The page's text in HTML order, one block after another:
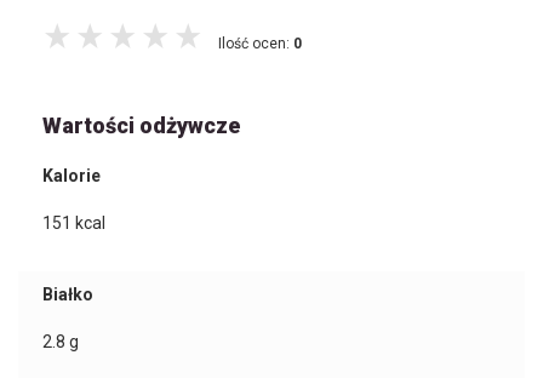
Ilość ocen: 0
Wartości odżywcze
Kalorie
151 kcal
Białko
2.8 g